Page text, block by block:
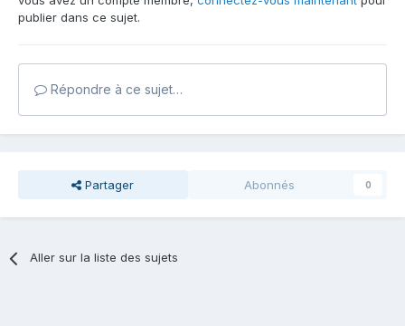
publier dans ce sujet.
Répondre à ce sujet…
Partager Abonnés 0
Aller sur la liste des sujets